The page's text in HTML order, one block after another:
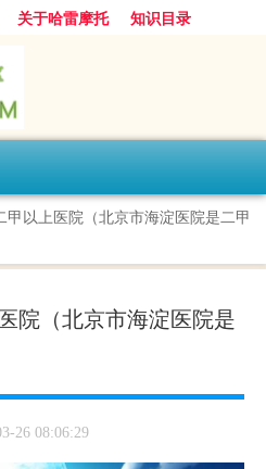
关于哈雷摩托 知识目录
甲以上医院（北京市海淀医院是二甲
院（北京市海淀医院是
26 08:06:29